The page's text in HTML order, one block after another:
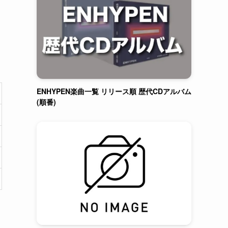
ENHYPEN楽曲一覧 リリース順 歴代CDアルバム
(順番)